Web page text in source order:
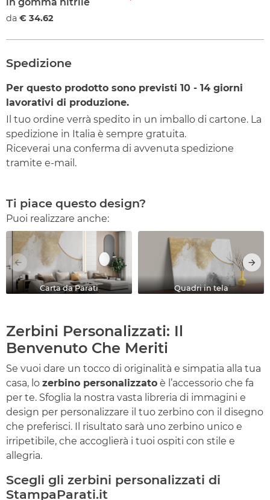
da € 34.62
Spedizione
Per questo prodotto sono previsti 10 - 14 giorni
lavorativi di produzione.
Il tuo ordine verrà spedito in un imballo di cartone. La
spedizione in Italia è sempre gratuita.
Riceverai una conferma di avvenuta spedizione
tramite e-mail.
Ti piace questo design?
Puoi realizzare anche:
Carta da Parati Quadri in tela
Zerbini Personalizzati: Il
Benvenuto Che Meriti
Se vuoi dare un tocco di originalità e simpatia alla tua
casa, lo zerbino personalizzato è l’accessorio che fa
per te. Sfoglia la nostra vasta libreria di immagini e
design per personalizzare il tuo zerbino con il disegno
che preferisci. Il risultato sarà uno zerbino unico e
irripetibile, che accoglierà i tuoi ospiti con stile e
allegria.
Scegli gli zerbini personalizzati di
StampaParati.it